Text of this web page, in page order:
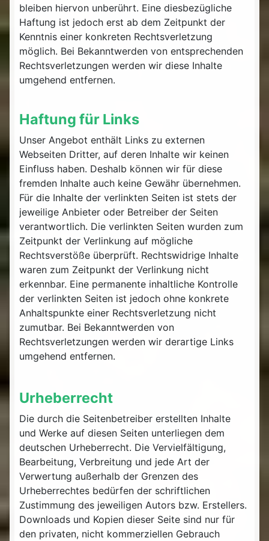
bleiben hiervon unberührt. Eine diesbezügliche
Haftung ist jedoch erst ab dem Zeitpunkt der
Kenntnis einer konkreten Rechtsverletzung
möglich. Bei Bekanntwerden von entsprechenden
Rechtsverletzungen werden wir diese Inhalte
umgehend entfernen.
Haftung für Links
Unser Angebot enthält Links zu externen
Webseiten Dritter, auf deren Inhalte wir keinen
Einfluss haben. Deshalb können wir für diese
fremden Inhalte auch keine Gewähr übernehmen.
Für die Inhalte der verlinkten Seiten ist stets der
jeweilige Anbieter oder Betreiber der Seiten
verantwortlich. Die verlinkten Seiten wurden zum
Zeitpunkt der Verlinkung auf mögliche
Rechtsverstöße überprüft. Rechtswidrige Inhalte
waren zum Zeitpunkt der Verlinkung nicht
erkennbar. Eine permanente inhaltliche Kontrolle
der verlinkten Seiten ist jedoch ohne konkrete
Anhaltspunkte einer Rechtsverletzung nicht
zumutbar. Bei Bekanntwerden von
Rechtsverletzungen werden wir derartige Links
umgehend entfernen.
Urheberrecht
Die durch die Seitenbetreiber erstellten Inhalte
und Werke auf diesen Seiten unterliegen dem
deutschen Urheberrecht. Die Vervielfältigung,
Bearbeitung, Verbreitung und jede Art der
Verwertung außerhalb der Grenzen des
Urheberrechtes bedürfen der schriftlichen
Zustimmung des jeweiligen Autors bzw. Erstellers.
Downloads und Kopien dieser Seite sind nur für
den privaten, nicht kommerziellen Gebrauch